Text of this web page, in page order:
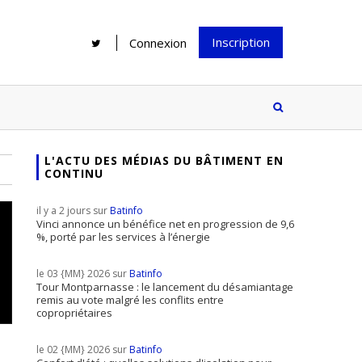
Connexion Inscription
idée mais...
Le print sous toutes ses formes a-t-
il encore sa place dans un monde
Rénover une salle de bains : gagner
supports
inscrire
à notre
L'ACTU DES MÉDIAS DU BÂTIMENT EN
CONTINU
il y a 2 jours surBatinfo
Vinci annonce un bénéfice net en progression de 9,6
%, porté par les services à l’énergie
le 03 {MM} 2026 surBatinfo
Tour Montparnasse : le lancement du désamiantage
remis au vote malgré les conflits entre
copropriétaires
le 02 {MM} 2026 surBatinfo